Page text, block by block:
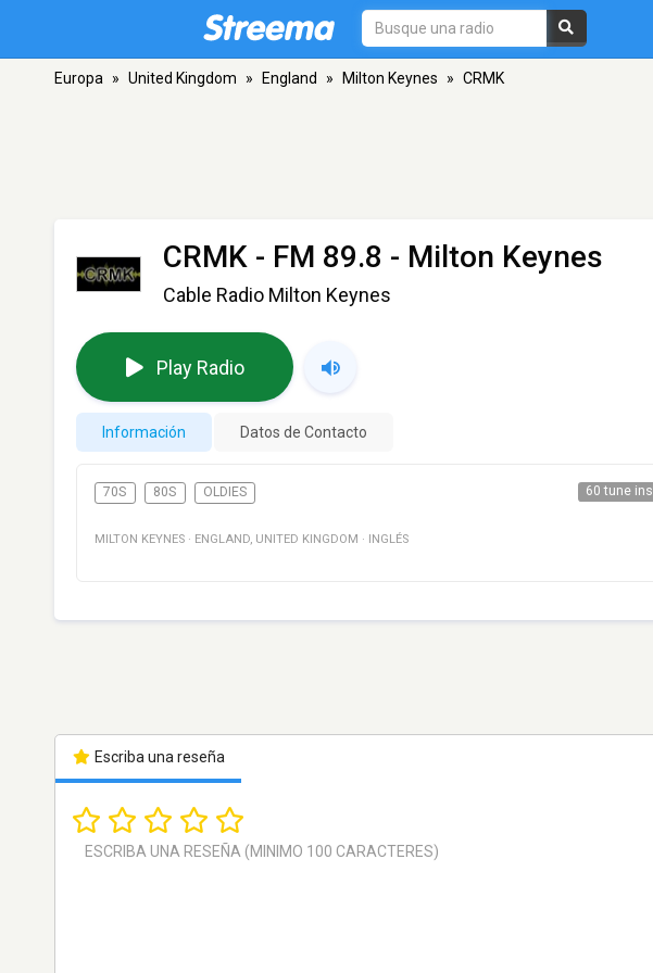
Europa » United Kingdom » England » Milton Keynes » CRMK
CRMK - FM 89.8 - Milton Keynes
Cable Radio Milton Keynes
Play Radio
Información Datos de Contacto
70S 80S OLDIES 60 tune ins
MILTON KEYNES · ENGLAND, UNITED KINGDOM · INGLÉS
Escriba una reseña